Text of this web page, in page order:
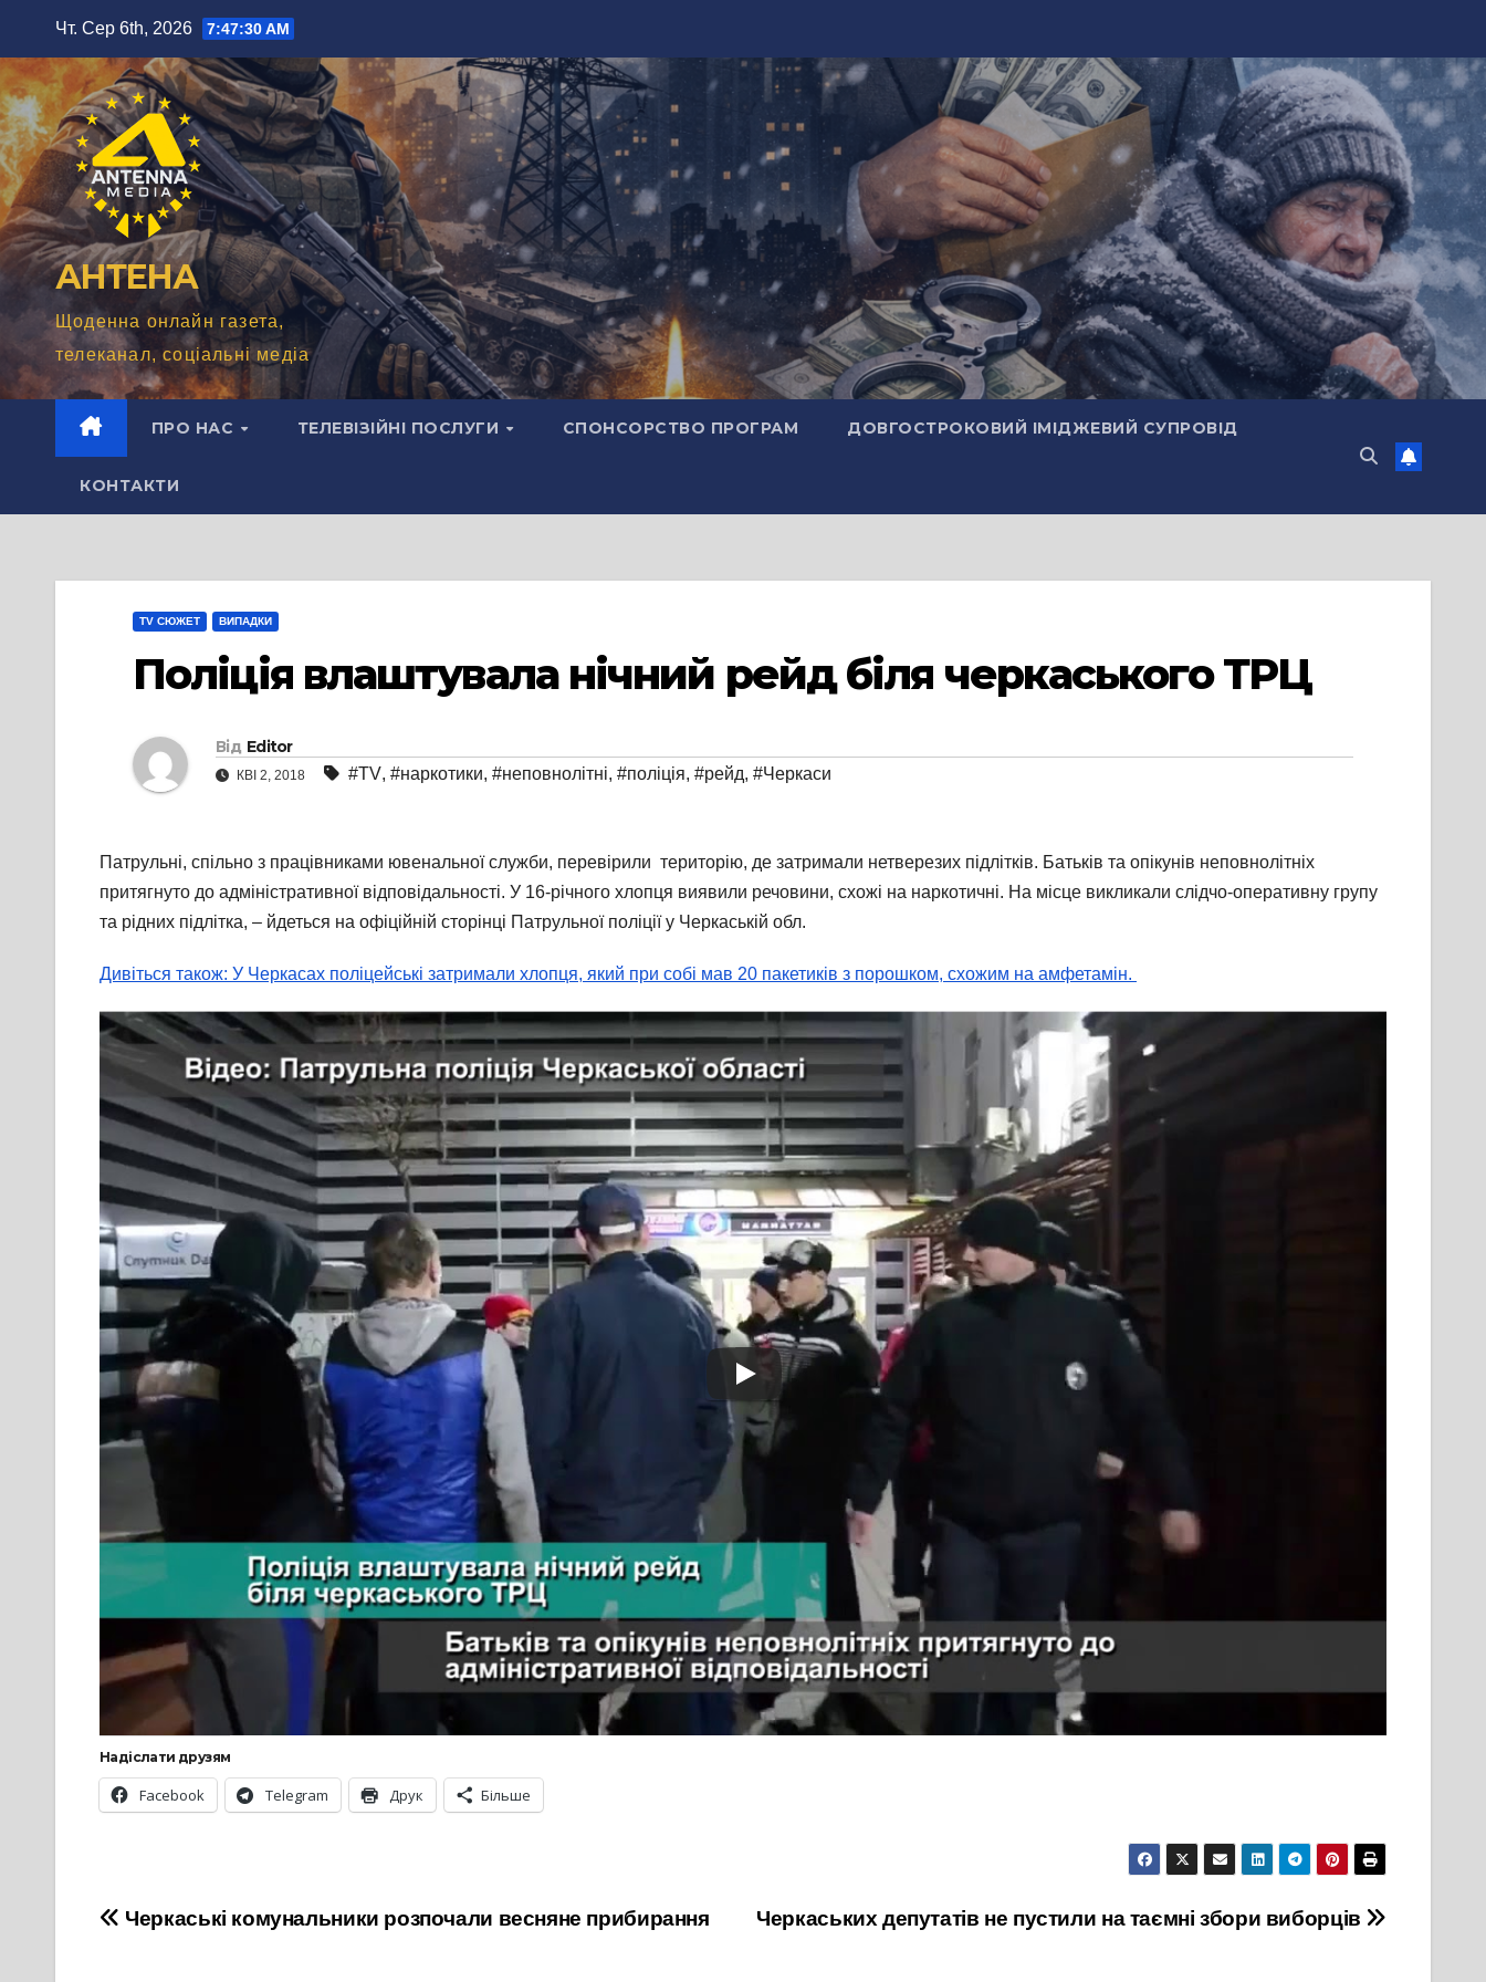
вмісту
Чт. Сер 6th, 2026 7:47:31 AM
АНТЕНА
Щоденна онлайн газета,
телеканал, соціальні медіа
ПРО НАС ТЕЛЕВІЗІЙНІ ПОСЛУГИ СПОНСОРСТВО ПРОГРАМ ДОВГОСТРОКОВИЙ ІМІДЖЕВИЙ СУПРОВІД
КОНТАКТИ
TV СЮЖЕТ ВИПАДКИ
Поліція влаштувала нічний рейд біля черкаського ТРЦ
Від Editor
КВІ 2, 2018 #TV, #наркотики, #неповнолітні, #поліція, #рейд, #Черкаси
Патрульні, спільно з працівниками ювенальної служби, перевірили територію, де затримали нетверезих підлітків. Батьків та опікунів неповнолітніх
притягнуто до адміністративної відповідальності. У 16-річного хлопця виявили речовини, схожі на наркотичні. На місце викликали слідчо-оперативну групу
та рідних підлітка, – йдеться на офіційній сторінці Патрульної поліції у Черкаській обл.
Дивіться також: У Черкасах поліцейські затримали хлопця, який при собі мав 20 пакетиків з порошком, схожим на амфетамін.
Надіслати друзям
Facebook Telegram Друк Більше
Навігація
Черкаських депутатів не пустили на таємні збори виборців
Черкаські комунальники розпочали весняне прибирання